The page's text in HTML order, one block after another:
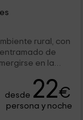
de
en la
desde 22€
persona y noche